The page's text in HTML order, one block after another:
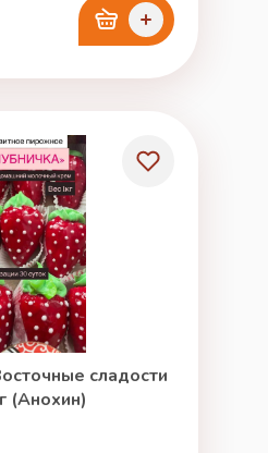
сладости
(Анохин)